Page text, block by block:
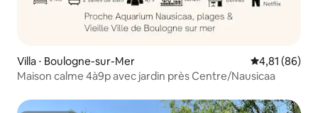
Villa ⋅ Boulogne-sur-Mer Évaluation
4,81 (86)
Maison calme 4à9p avec jardin près Centre/Nausicaa